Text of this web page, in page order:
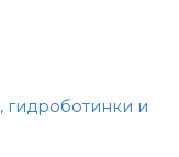
гидроботинки и